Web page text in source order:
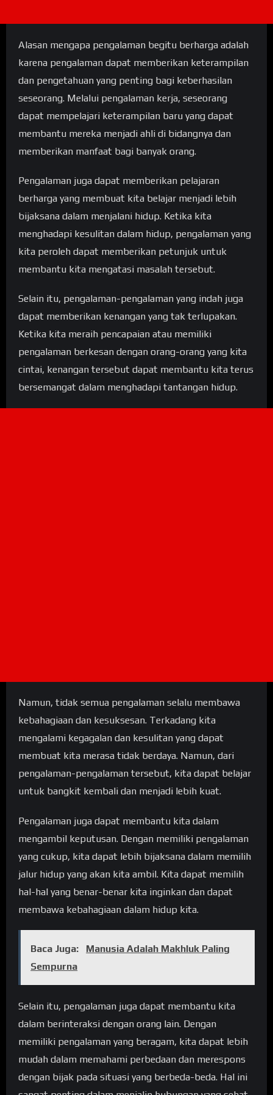
Alasan mengapa pengalaman begitu berharga adalah
karena pengalaman dapat memberikan keterampilan
dan pengetahuan yang penting bagi keberhasilan
seseorang. Melalui pengalaman kerja, seseorang
dapat mempelajari keterampilan baru yang dapat
membantu mereka menjadi ahli di bidangnya dan
memberikan manfaat bagi banyak orang.
Pengalaman juga dapat memberikan pelajaran
berharga yang membuat kita belajar menjadi lebih
bijaksana dalam menjalani hidup. Ketika kita
menghadapi kesulitan dalam hidup, pengalaman yang
kita peroleh dapat memberikan petunjuk untuk
membantu kita mengatasi masalah tersebut.
Selain itu, pengalaman-pengalaman yang indah juga
dapat memberikan kenangan yang tak terlupakan.
Ketika kita meraih pencapaian atau memiliki
pengalaman berkesan dengan orang-orang yang kita
cintai, kenangan tersebut dapat membantu kita terus
bersemangat dalam menghadapi tantangan hidup.
Namun, tidak semua pengalaman selalu membawa
kebahagiaan dan kesuksesan. Terkadang kita
mengalami kegagalan dan kesulitan yang dapat
membuat kita merasa tidak berdaya. Namun, dari
pengalaman-pengalaman tersebut, kita dapat belajar
untuk bangkit kembali dan menjadi lebih kuat.
Pengalaman juga dapat membantu kita dalam
mengambil keputusan. Dengan memiliki pengalaman
yang cukup, kita dapat lebih bijaksana dalam memilih
jalur hidup yang akan kita ambil. Kita dapat memilih
hal-hal yang benar-benar kita inginkan dan dapat
membawa kebahagiaan dalam hidup kita.
Baca Juga:
Manusia Adalah Makhluk Paling
Sempurna
Selain itu, pengalaman juga dapat membantu kita
dalam berinteraksi dengan orang lain. Dengan
memiliki pengalaman yang beragam, kita dapat lebih
mudah dalam memahami perbedaan dan merespons
dengan bijak pada situasi yang berbeda-beda. Hal ini